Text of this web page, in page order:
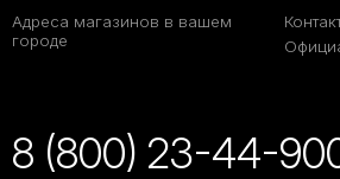
Адреса магазинов в вашем
городе
8 (800) 23-44-